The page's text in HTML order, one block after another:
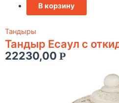
В корзину
Тандыры
Тандыр Есаул c
22230,00 Р